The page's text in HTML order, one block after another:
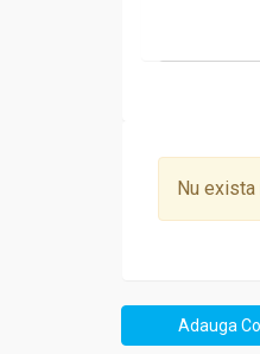
Din inima
companiei
transforma
Nu
Adauga